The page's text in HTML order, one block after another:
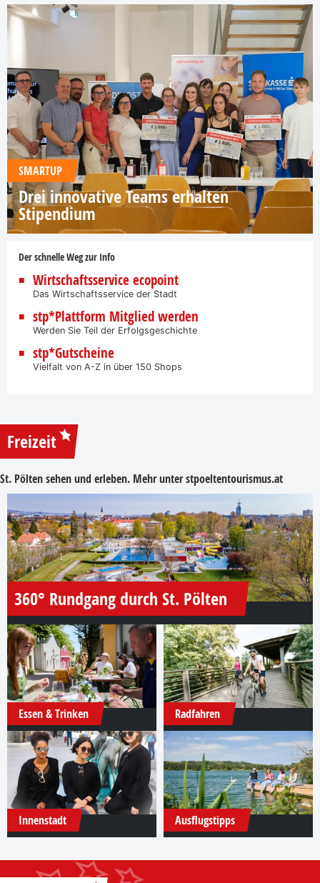
SMARTUP
Drei innovative Teams erhalten
Stipendium
Der schnelle Weg zur Info
Wirtschaftsservice ecopoint
Das Wirtschaftsservice der Stadt
stp*Plattform Mitglied werden
Werden Sie Teil der Erfolgsgeschichte
stp*Gutscheine
Vielfalt von A-Z in über 150 Shops
Freizeit
St. Pölten sehen und erleben. Mehr unterstpoeltentourismus.at
360° Rundgang durch St. Pölten
Essen & Trinken Radfahren
Innenstadt Ausflugstipps